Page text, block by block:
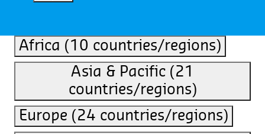
Africa (10 countries/regions)
Asia & Pacific (21
countries/regions)
Europe (24 countries/regions)